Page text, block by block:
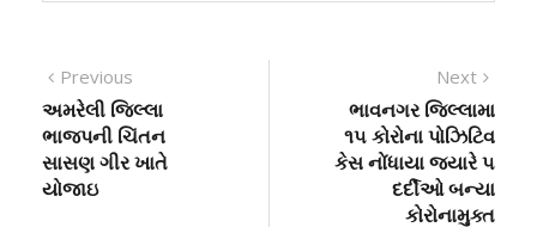
Post
navigation
Previous
post:
અમરેલી જિલ્લા
ભાજપની ચિંતન
સાસણ ગીર ખાતે
યોજાઇ
Next
post:
ભાવનગર જિલ્લામા
૧૫ કોરોના પોઝિટિવ
કેસ નોંધાયા જ્યારે ૫
દર્દીઓ બન્યા
કોરોનામુક્ત